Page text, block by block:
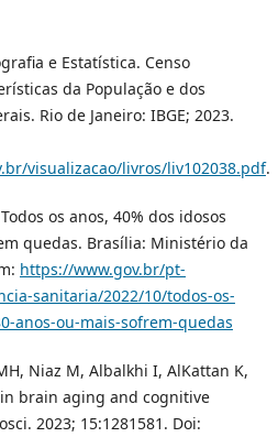
e Estatística. Censo
da População e dos
Rio de Janeiro: IBGE; 2023.
visualizacao/livros/liv102038.pdf.
os anos, 40% dos idosos
quedas. Brasília: Ministério da
https://www.gov.br/pt-
sanitaria/2022/10/todos-os-
anos-ou-mais-sofrem-quedas
Niaz M, Albalkhi I, AlKattan K,
brain aging and cognitive
2023; 15:1281581. Doi: